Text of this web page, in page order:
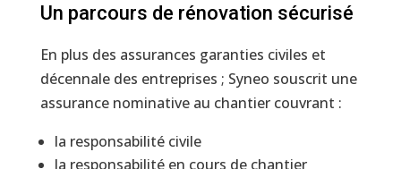
Un parcours de rénovation sécurisé
En plus des assurances garanties civiles et
décennale des entreprises ; Syneo souscrit une
assurance nominative au chantier couvrant :
la responsabilité civile
la responsabilité en cours de chantier